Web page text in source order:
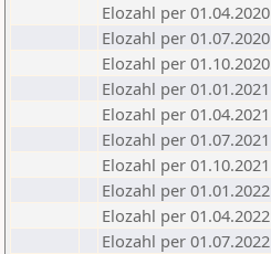
Elozahl per 01.04.2020
Elozahl per 01.07.2020
Elozahl per 01.10.2020
Elozahl per 01.01.2021
Elozahl per 01.04.2021
Elozahl per 01.07.2021
Elozahl per 01.10.2021
Elozahl per 01.01.2022
Elozahl per 01.04.2022
Elozahl per 01.07.2022